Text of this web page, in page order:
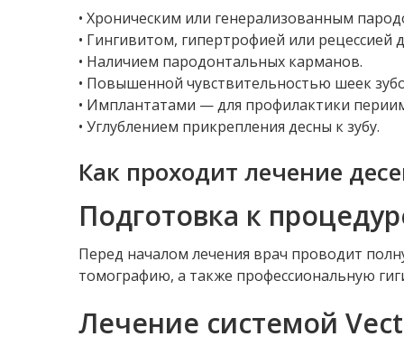
• Хроническим или генерализованным
• Гингивитом, гипертрофией или рецессией
• Наличием пародонтальных карманов.
• Повышенной чувствительностью шеек
• Имплантатами — для профилактики
• Углублением прикрепления десны к зубу.
Как проходит лечение
Подготовка к
Перед началом лечения врач проводит
томографию, а также профессиональную
Лечение системой